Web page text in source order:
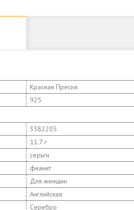
Красная Пресня
925
3382205
11.7 г
серьги
фианит
Для женщин
Английская
Серебро